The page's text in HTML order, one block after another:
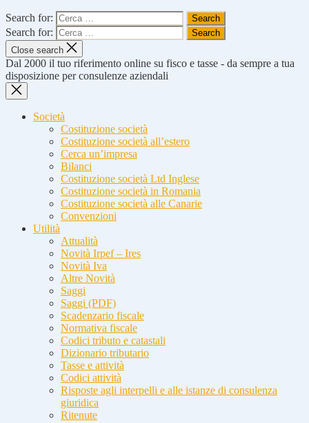
Search for:
Search for:
Close search
Dal 2000 il tuo riferimento online su fisco e tasse - da sempre a tua
disposizione per consulenze aziendali
Società
Costituzione società
Costituzione società all’estero
Cerca un’impresa
Bilanci
Costituzione società Ltd Inglese
Costituzione società in Romania
Costituzione società alle Canarie
Convenzioni
Utilità
Attualità
Novità Irpef – Ires
Novità Iva
Altre Novità
Saggi
Saggi (PDF)
Scadenzario fiscale
Normativa fiscale
Codici tributo e catastali
Dizionario tributario
Tasse e attività
Codici attività
Risposte agli interpelli e alle istanze di consulenza
giuridica
Ritenute